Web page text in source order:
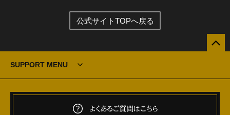
公式サイトTOPへ戻る
SUPPORT MENU
よくあるご質問はこちら